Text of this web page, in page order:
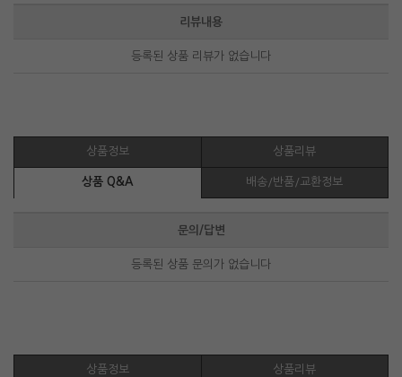
리뷰내용
등록된 상품 리뷰가 없습니다
상품정보 상품리뷰
상품 Q&A 배송/반품/교환정보
문의/답변
등록된 상품 문의가 없습니다
상품정보 상품리뷰